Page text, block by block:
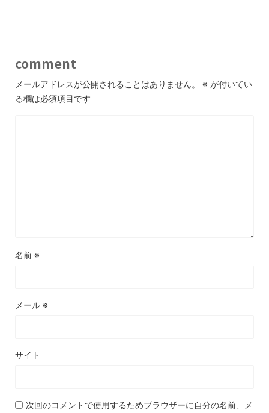
comment
メールアドレスが公開されることはありません。 ※ が付いてい
る欄は必須項目です
名前 ※
メール ※
サイト
次回のコメントで使用するためブラウザーに自分の名前、メ